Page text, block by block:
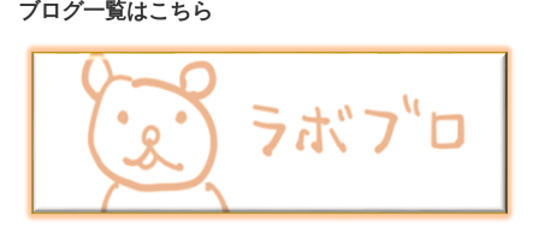
ブログ一覧はこちら